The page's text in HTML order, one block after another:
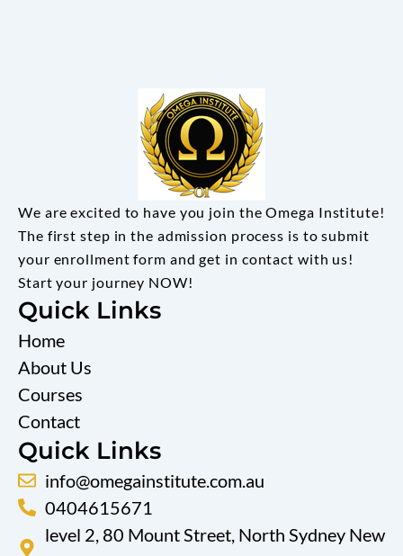
We are excited to have you join the Omega Institute!
The first step in the admission process is to submit
your enrollment form and get in contact with us!
Start your journey NOW!
Quick Links
Home
About Us
Courses
Contact
Quick Links
info@omegainstitute.com.au
0404615671
level 2, 80 Mount Street, North Sydney New